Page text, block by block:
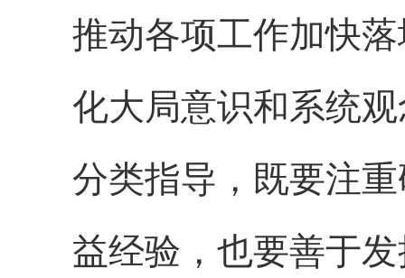
推动各项工作加快
化大局意识和系统
分类指导，既要注
益经验，也要善于